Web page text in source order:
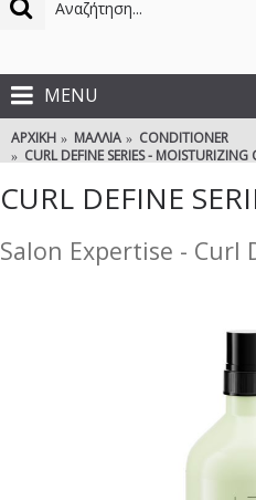
MENU
ΑΡΧΙΚΉ ΜΑΛΛΙΆ
CONDITIONER
CURL DEFINE SERIES -
Salon Expertise - Curl